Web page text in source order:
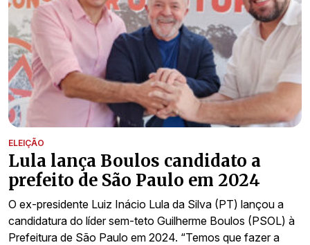
ELEIÇÃO
Lula lança Boulos candidato a
prefeito de São Paulo em 2024
O ex-presidente Luiz Inácio Lula da Silva (PT) lançou a
candidatura do líder sem-teto Guilherme Boulos (PSOL) à
Prefeitura de São Paulo em 2024. “Temos que fazer a